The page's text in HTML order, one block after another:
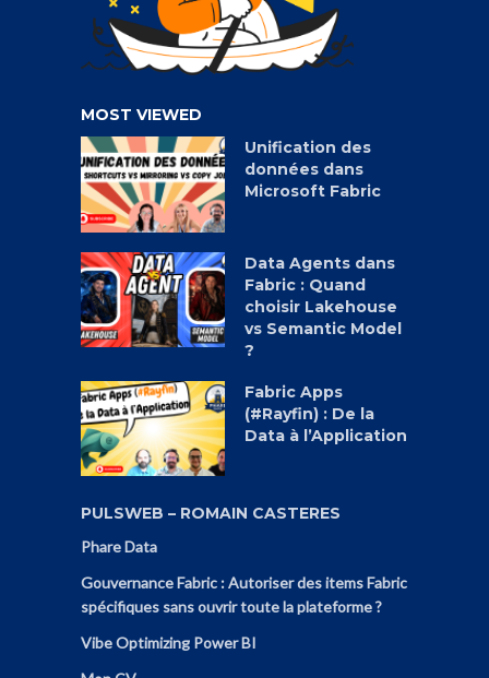
MOST VIEWED
Unification des
données dans
Microsoft Fabric
Data Agents dans
Fabric : Quand
choisir Lakehouse
vs Semantic Model
?
Fabric Apps
(#Rayfin) : De la
Data à l’Application
PULSWEB – ROMAIN CASTERES
Phare Data
Gouvernance Fabric : Autoriser des items Fabric
spécifiques sans ouvrir toute la plateforme ?
Vibe Optimizing Power BI